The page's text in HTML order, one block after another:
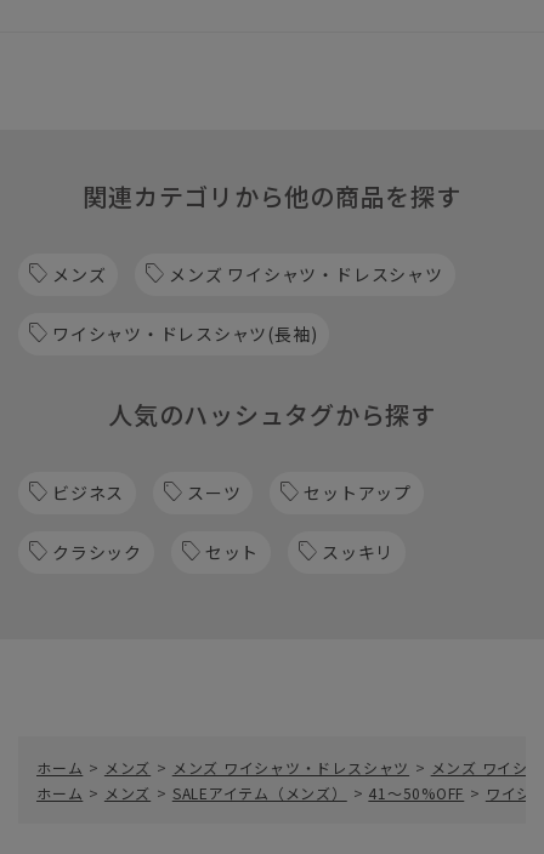
関連カテゴリから他の商品を探す
メンズ メンズ ワイシャツ・ドレスシャツ
ワイシャツ・ドレスシャツ(長袖)
人気のハッシュタグから探す
ビジネス スーツ セットアップ
クラシック セット スッキリ
ホーム > メンズ > メンズ ワイシャツ・ドレスシャツ > メンズ ワイシ
ホーム > メンズ > SALEアイテム（メンズ） > 41～50%OFF > ワイシ